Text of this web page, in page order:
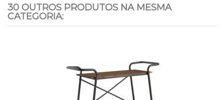
30 OUTROS PRODUTOS NA MESMA
CATEGORIA: